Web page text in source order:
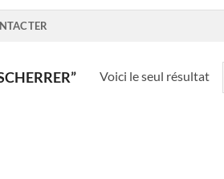
Voici le seul résultat